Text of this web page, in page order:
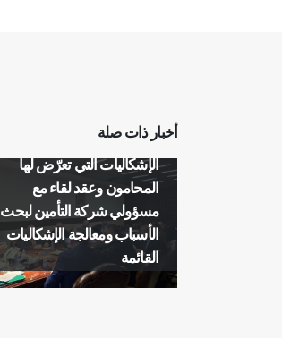
أخبار ذات صلة
النقيب ضاهر: لتوثيق جميع
الإشكاليات التي تعرّض لها
المحامون وعقد لقاء مع
مسؤولي شركة التأمين لبحث
الأسباب ومعالجة الإشكاليات
القائمة